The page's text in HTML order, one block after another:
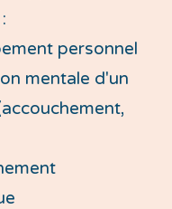
personnel
mentale d'un